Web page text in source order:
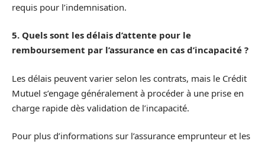
requis pour l’indemnisation.
5. Quels sont les délais d’attente pour le
remboursement par l’assurance en cas d’incapacité ?
Les délais peuvent varier selon les contrats, mais le Crédit
Mutuel s’engage généralement à procéder à une prise en
charge rapide dès validation de l’incapacité.
Pour plus d’informations sur l’assurance emprunteur et les